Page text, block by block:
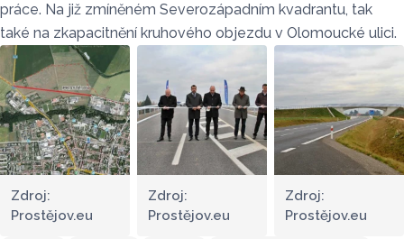
práce. Na již zmíněném Severozápadním kvadrantu, tak
také na zkapacitnění kruhového objezdu v Olomoucké ulici.
Zdroj:
Prostějov.eu
Zdroj:
Prostějov.eu
Zdroj:
Prostějov.eu